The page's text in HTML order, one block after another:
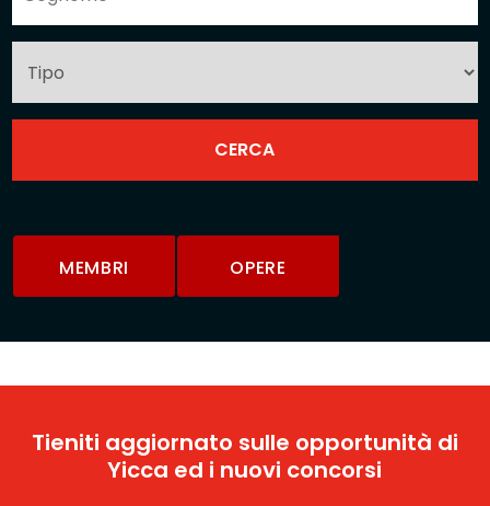
MEMBRI OPERE
Tieniti aggiornato sulle opportunità di
Yicca ed i nuovi concorsi